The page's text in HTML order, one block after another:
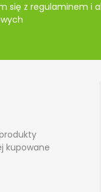
się z regulaminem i
kupowane